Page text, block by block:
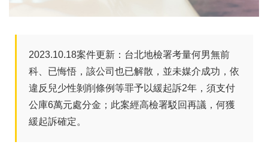
2023.10.18案件更新：台北地檢署考量何男無前
科、已悔悟，該公司也已解散，並未媒介成功，依
違反兒少性剝削條例等罪予以緩起訴2年，須支付
公庫6萬元處分金；此案經高檢署駁回再議，何獲
緩起訴確定。